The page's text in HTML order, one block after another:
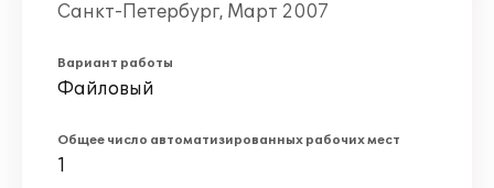
Санкт-Петербург, Март 2007
Вариант работы
Файловый
Общее число автоматизированных рабочих мест
1